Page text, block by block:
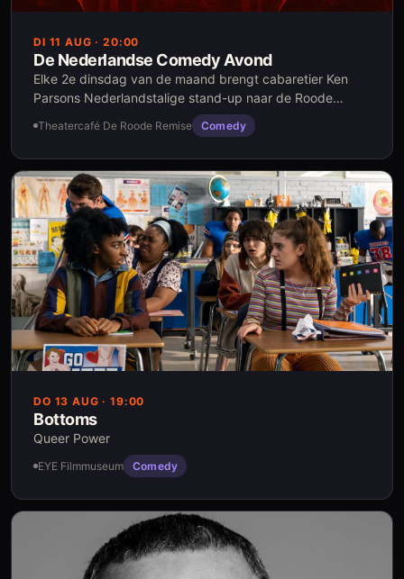
DI 11 AUG · 20:00
De Nederlandse Comedy Avond
Elke 2e dinsdag van de maand brengt cabaretier Ken
Parsons Nederlandstalige stand-up naar de Roode
Remise. Verwacht een scherpe en gevarieerde line-up
vol sterke grappen, persoonlijke verhalen en
elkaar — en zingt misschien zelfs nog een liedje.
Theatercafé De Roode Remise Comedy
DO 13 AUG · 19:00
Bottoms
Queer Power
EYE Filmmuseum Comedy